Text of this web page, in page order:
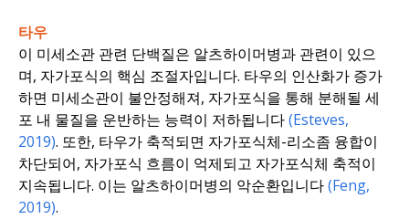
타우
이 미세소관 관련 단백질은 알츠하이머병과 관련이 있으
며, 자가포식의 핵심 조절자입니다. 타우의 인산화가 증가
하면 미세소관이 불안정해져, 자가포식을 통해 분해될 세
포 내 물질을 운반하는 능력이 저하됩니다(Esteves,
2019). 또한, 타우가 축적되면 자가포식체-리소좀 융합이
차단되어, 자가포식 흐름이 억제되고 자가포식체 축적이
지속됩니다. 이는 알츠하이머병의 악순환입니다(Feng,
2019).